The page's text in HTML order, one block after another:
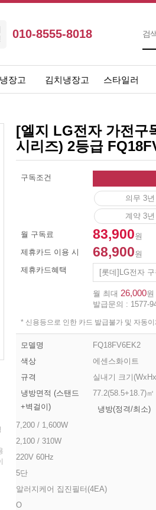
010-8555-8018
냉장고 김치냉장고 스타일러
[엘지 LG전자 가전구
시리즈) 2등급
구독조건
의무 3년
계약 3년
월 구독료 83,900원
제휴카드 이용 시
68,900원
제휴카드혜택
[롯데]LG전자
월 최대 26,000
발급문의 : 1577-
* 신용등으로 인한 카드 발급불가 및 자동
모델명
FQ18FV6EK2
색상
에센스화이트
규격
실내기 크기
냉방면적 (스탠드
+벽걸이)
77.2(58.5+18.7)㎡
냉방(정격/최소)
7,200 / 1,600W
2,100 / 310W
220V 60Hz
5단
알러지케어 집진필터(4EA)
O